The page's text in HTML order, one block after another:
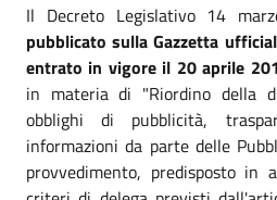
Il Decreto Legislativo 14
pubblicato sulla Gazzetta
entrato in vigore il 20 aprile
in materia di "Riordino della
obblighi di pubblicità,
informazioni da parte delle
provvedimento, predisposto in